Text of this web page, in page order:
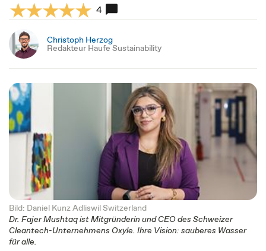
4
Christoph Herzog
Redakteur Haufe Sustainability
Bild: Daniel Kunz Adliswil Switzerland
Dr. Fajer Mushtaq ist Mitgründerin und CEO des Schweizer
Cleantech-Unternehmens Oxyle. Ihre Vision: sauberes Wasser
für alle.